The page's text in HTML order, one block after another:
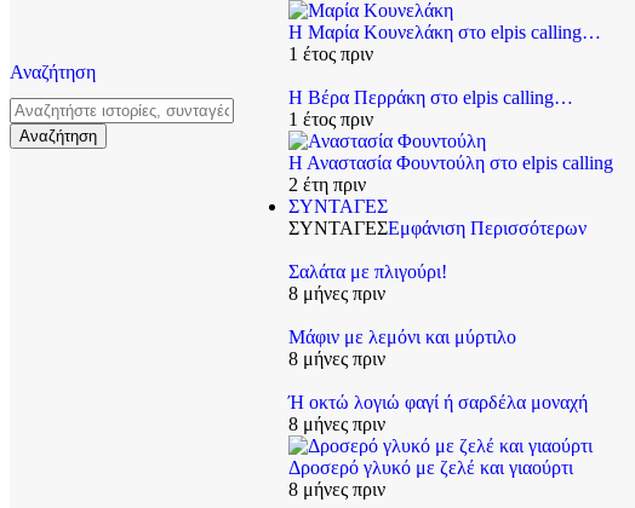
Αναζήτηση
Η Μαρία Κουνελάκη στο elpis calling…
1 έτος πριν
Η Βέρα Περράκη στο elpis calling…
1 έτος πριν
Η Αναστασία Φουντούλη στο elpis calling
2 έτη πριν
ΣΥΝΤΑΓΕΣ
ΣΥΝΤΑΓΕΣΕμφάνιση Περισσότερων
Σαλάτα με πλιγούρι!
8 μήνες πριν
Μάφιν με λεμόνι και μύρτιλο
8 μήνες πριν
Ή οκτώ λογιώ φαγί ή σαρδέλα μοναχή
8 μήνες πριν
Δροσερό γλυκό με ζελέ και γιαούρτι
8 μήνες πριν